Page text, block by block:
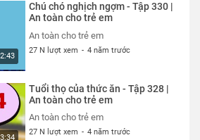
Chú chó nghịch ngợm - Tập 330 |
An toàn cho trẻ em
An toàn cho trẻ em
27 N lượt xem - 4 năm trước
Tuổi thọ của thức ăn - Tập 328 |
An toàn cho trẻ em
An toàn cho trẻ em
27 N lượt xem - 4 năm trước